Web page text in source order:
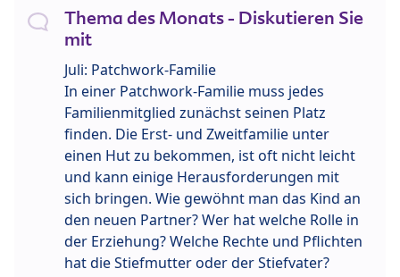
Thema des Monats - Diskutieren Sie
mit
Juli: Patchwork-Familie
In einer Patchwork-Familie muss jedes
Familienmitglied zunächst seinen Platz
finden. Die Erst- und Zweitfamilie unter
einen Hut zu bekommen, ist oft nicht leicht
und kann einige Herausforderungen mit
sich bringen. Wie gewöhnt man das Kind an
den neuen Partner? Wer hat welche Rolle in
der Erziehung? Welche Rechte und Pflichten
hat die Stiefmutter oder der Stiefvater?